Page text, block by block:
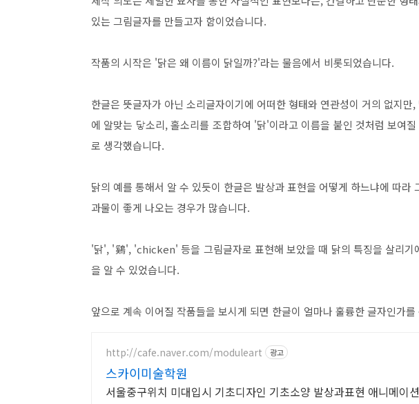
있는 그림글자를 만들고자 함이었습니다.
작품의 시작은 '닭은 왜 이름이 닭일까?'라는 물음에서 비롯되었습니다.
한글은 뜻글자가 아닌 소리글자이기에 어떠한 형태와 연관성이 거의 없지
에 알맞는 닿소리, 홀소리를 조합하여 '닭'이라고 이름을 붙인 것처럼 보여
로 생각했습니다.
닭의 예를 통해서 알 수 있듯이 한글은 발상과 표현을 어떻게 하느냐에 따라
과물이 좋게 나오는 경우가 많습니다.
'닭', '鷄', 'chicken' 등을 그림글자로 표현해 보았을 때 닭의 특징을 살리기
을 알 수 있었습니다.
앞으로 계속 이어질 작품들을 보시게 되면 한글이 얼마나 훌륭한 글자인가
http://cafe.naver.com/moduleart 광고
스카이미술학원
서울중구위치 미대입시 기초디